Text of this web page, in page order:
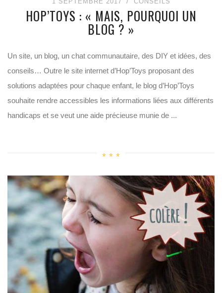
HOP’TOYS : « MAIS, POURQUOI UN
BLOG ? »
Un site, un blog, un chat communautaire, des DIY et idées, des
conseils… Outre le site internet d’Hop’Toys proposant des
solutions adaptées pour chaque enfant, le blog d’Hop’Toys
souhaite rendre accessibles les informations liées aux différents
handicaps et se veut une aide précieuse munie de ...